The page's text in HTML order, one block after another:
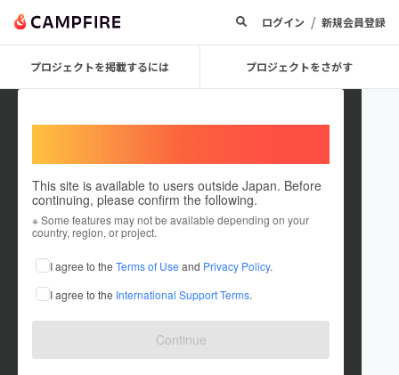
ログイン / 新規会員登録
プロジェクトを掲載するには プロジェクトをさがす
This site is available to users outside Japan. Before
continuing, please confirm the following.
※ Some features may not be available depending on your
country, region, or project.
I agree to the Terms of Use and Privacy Policy.
I agree to the International Support Terms.
Continue
warm_blue_machida
これまでに3件のプロジェクトを投稿しています
在住国：日本 現在地：未設定
出身国：日本 出身地：未設定